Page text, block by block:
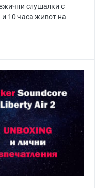
слушалки с
10 часа живот на